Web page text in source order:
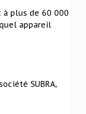
à plus de 60 000
appareil
SUBRA,